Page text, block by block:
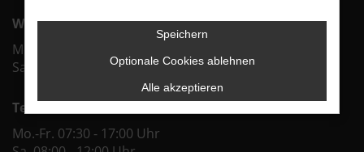
Werkstatt & Service
Mo.-Fr. 07:30 - 18:00 Uhr
Sa. 08:00 - 12:00 Uhr
Teiledienst
Mo.-Fr. 07:30 - 17:00 Uhr
Speichern
Optionale Cookies ablehnen
Alle akzeptieren